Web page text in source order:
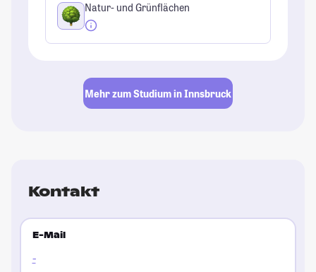
Natur- und Grünflächen
Mehr zum Studium in Innsbruck
Kontakt
E-Mail
-